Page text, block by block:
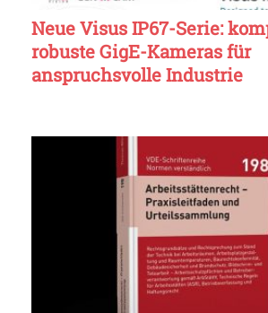
Neue Visus IP67-Serie:
robuste GigE-Kameras für
anspruchsvolle Industrie